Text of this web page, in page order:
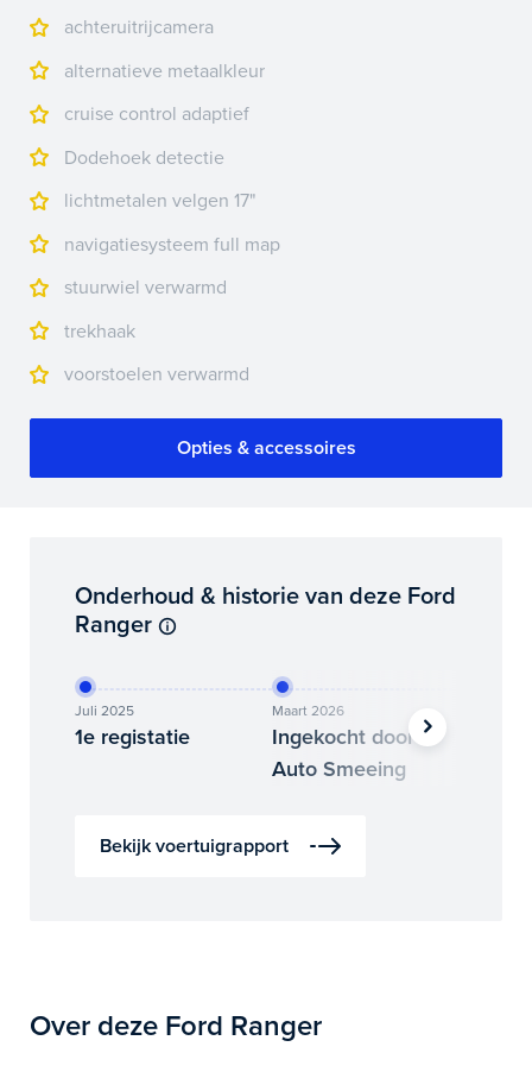
achteruitrijcamera
alternatieve metaalkleur
cruise control adaptief
Dodehoek detectie
lichtmetalen velgen 17"
navigatiesysteem full map
stuurwiel verwarmd
trekhaak
voorstoelen verwarmd
Opties & accessoires
Onderhoud & historie van deze Ford
Ranger
Juli 2025
1e registatie
Maart 2026
Ingekocht door
Auto Smeeing
Bekijk voertuigrapport
Over deze Ford Ranger